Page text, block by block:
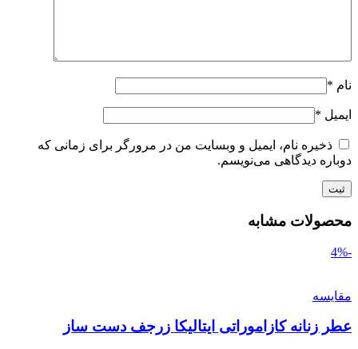
نام *
ایمیل *
ذخیره نام، ایمیل و وبسایت من در مرورگر برای زمانی که
دوباره دیدگاهی می‌نویسم.
محصولات مشابه
-4%
مقایسه
عطر زنانه کازاموراتی ایتالیکا زرجف دست ساز